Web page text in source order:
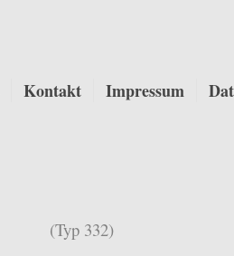
Kontakt Impressum
(Typ 332)